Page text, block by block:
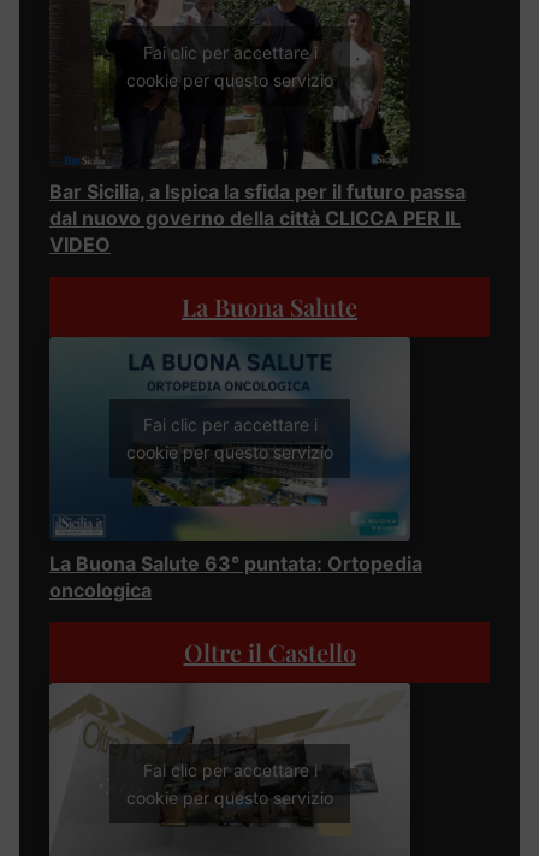
Fai clic per accettare i
cookie per questo servizio
Bar Sicilia, a Ispica la sfida per il futuro passa
dal nuovo governo della città CLICCA PER IL
VIDEO
La Buona Salute
Fai clic per accettare i
cookie per questo servizio
La Buona Salute 63° puntata: Ortopedia
oncologica
Oltre il Castello
Fai clic per accettare i
cookie per questo servizio